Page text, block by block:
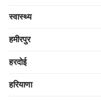
स्वास्थ्य
हमीरपुर
हरदोई
हरियाणा